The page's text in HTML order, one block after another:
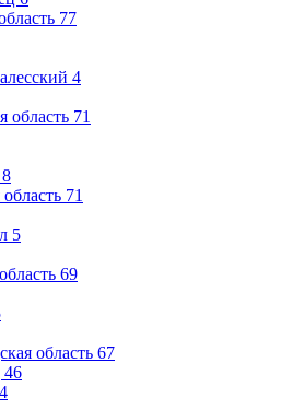
77
4
область 71
8
71
5
69
область 67
46
4